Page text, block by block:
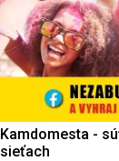
Kamdomesta -
sieťach